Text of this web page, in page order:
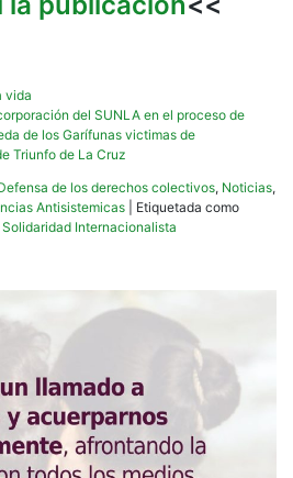
vida
del SUNLA en el proceso de
de los Garífunas victimas de
Triunfo de La Cruz
de los derechos colectivos, Noticias,
Antisistemicas
Etiquetada como
Solidaridad Internacionalista